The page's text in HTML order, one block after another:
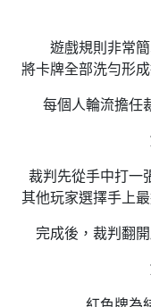
遊戲規則非常
將卡牌全部洗勻形
每個人輪流擔任
裁判先從手中打一
其他玩家選擇手上
完成後，裁判翻